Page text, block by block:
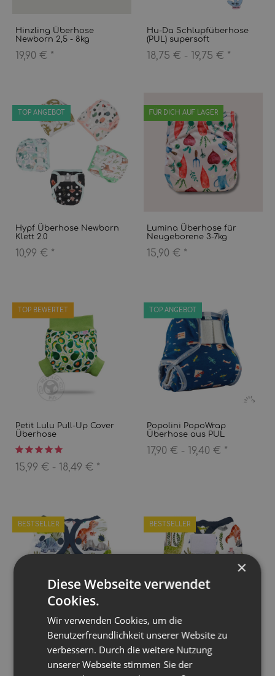
Hinzling Überhose
Newborn 2,5 - 8kg
19,90 € *
Hu-Da Schlupfüberhose
(PUL) supersoft
18,75 € - 19,75 € *
TOP ANGEBOT
Hypf Überhose Newborn
Klett 2.0
10,99 € *
FÜR DICH AUF LAGER
Lumina Überhose für
Neugeborene 3-7kg
15,90 € *
TOP BEWERTET
Petit Lulu Pull-Up Cover
Überhose
15,99 € - 18,49 € *
TOP ANGEBOT
Popolini PopoWrap
Überhose aus PUL
17,90 € - 19,40 € *
BESTSELLER
Thirsties Duo Wrap
Überhose mit
19,99 €
BESTSELLER
Thirsties Duo Wrap
Überhose mit
Klettverschluss
17,99 € -
×
Diese Webseite verwendet
Cookies.
Wir verwenden Cookies, um die
Benutzerfreundlichkeit unserer Website zu
verbessern. Durch die weitere Nutzung
unserer Webseite stimmen Sie der